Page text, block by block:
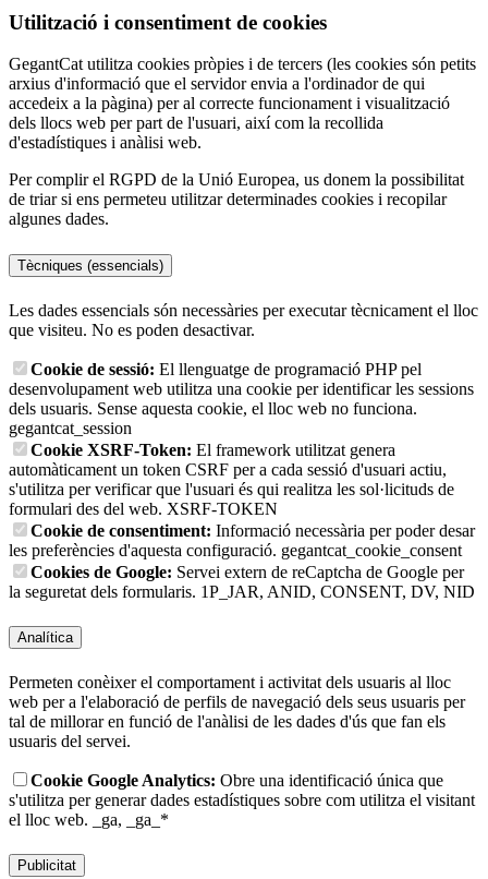
Utilització i consentiment de cookies
GegantCat utilitza cookies pròpies i de tercers (les cookies són petits
arxius d'informació que el servidor envia a l'ordinador de qui
accedeix a la pàgina) per al correcte funcionament i visualització
dels llocs web per part de l'usuari, així com la recollida
d'estadístiques i anàlisi web.
Per complir el RGPD de la Unió Europea, us donem la possibilitat
de triar si ens permeteu utilitzar determinades cookies i recopilar
algunes dades.
Tècniques (essencials)
Les dades essencials són necessàries per executar tècnicament el lloc
que visiteu. No es poden desactivar.
Cookie de sessió: El llenguatge de programació PHP pel
desenvolupament web utilitza una cookie per identificar les sessions
dels usuaris. Sense aquesta cookie, el lloc web no funciona.
gegantcat_session
Cookie XSRF-Token: El framework utilitzat genera
automàticament un token CSRF per a cada sessió d'usuari actiu,
s'utilitza per verificar que l'usuari és qui realitza les sol·licituds de
formulari des del web. XSRF-TOKEN
Cookie de consentiment: Informació necessària per poder desar
les preferències d'aquesta configuració. gegantcat_cookie_consent
Cookies de Google: Servei extern de reCaptcha de Google per
la seguretat dels formularis. 1P_JAR, ANID, CONSENT, DV, NID
Analítica
Permeten conèixer el comportament i activitat dels usuaris al lloc
web per a l'elaboració de perfils de navegació dels seus usuaris per
tal de millorar en funció de l'anàlisi de les dades d'ús que fan els
usuaris del servei.
Cookie Google Analytics: Obre una identificació única que
s'utilitza per generar dades estadístiques sobre com utilitza el visitant
el lloc web.
_ga, _ga_*
Publicitat